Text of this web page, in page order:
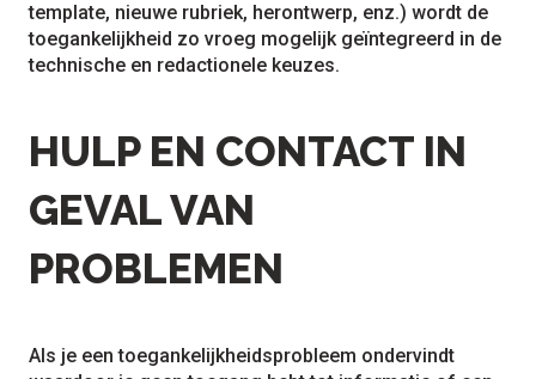
template, nieuwe rubriek, herontwerp, enz.) wordt de
toegankelijkheid zo vroeg mogelijk geïntegreerd in de
technische en redactionele keuzes.
HULP EN CONTACT IN
GEVAL VAN
PROBLEMEN
Als je een toegankelijkheidsprobleem ondervindt